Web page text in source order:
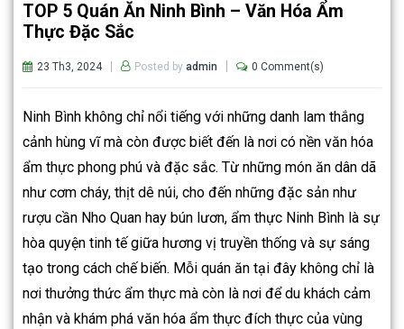
TOP 5 Quán Ăn Ninh Bình – Văn Hóa Ẩm
Thực Đặc Sắc
23 Th3, 2024 Posted by admin 0 Comment(s)
Ninh Bình không chỉ nổi tiếng với những danh lam thắng
cảnh hùng vĩ mà còn được biết đến là nơi có nền văn hóa
ẩm thực phong phú và đặc sắc. Từ những món ăn dân dã
như cơm cháy, thịt dê núi, cho đến những đặc sản như
rượu cần Nho Quan hay bún lươn, ẩm thực Ninh Bình là sự
hòa quyện tinh tế giữa hương vị truyền thống và sự sáng
tạo trong cách chế biến. Mỗi quán ăn tại đây không chỉ là
nơi thưởng thức ẩm thực mà còn là nơi để du khách cảm
nhận và khám phá văn hóa ẩm thực đích thực của vùng